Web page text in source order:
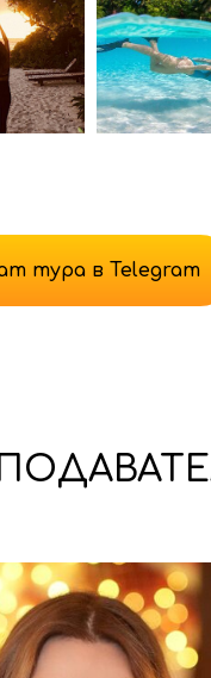
тура в Telegram